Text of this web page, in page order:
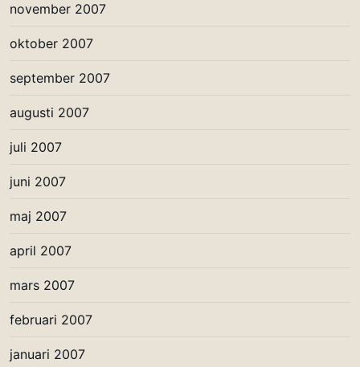
november 2007
oktober 2007
september 2007
augusti 2007
juli 2007
juni 2007
maj 2007
april 2007
mars 2007
februari 2007
januari 2007